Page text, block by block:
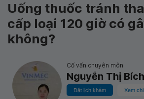
Uống thuốc tránh
cấp loại 120 giờ có
không?
Cố vấn chuyên môn
Nguyễn Thị
Đặt lịch khám Xem